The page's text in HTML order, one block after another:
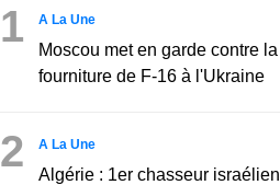
1 A La Une
Moscou met en garde contre la
fourniture de F-16 à l'Ukraine
2 A La Une
Algérie : 1er chasseur israélien